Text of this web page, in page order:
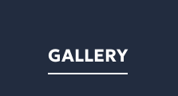
GALLERY